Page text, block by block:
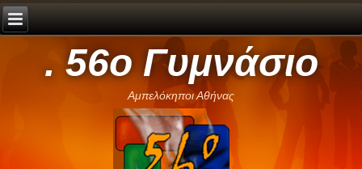
. 56ο Γυμνάσιο
Αμπελόκηποι Αθήνας